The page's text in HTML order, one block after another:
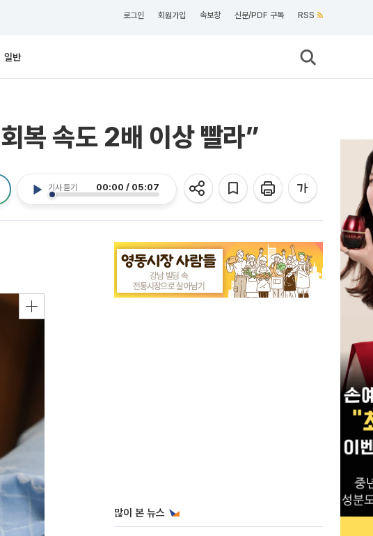
로그인 회원가입 속보창 신문/PDF 구독 RSS
일반
복 속도 2배 이상 빨라”
기사 듣기 00:00 / 05:07
많이 본 뉴스